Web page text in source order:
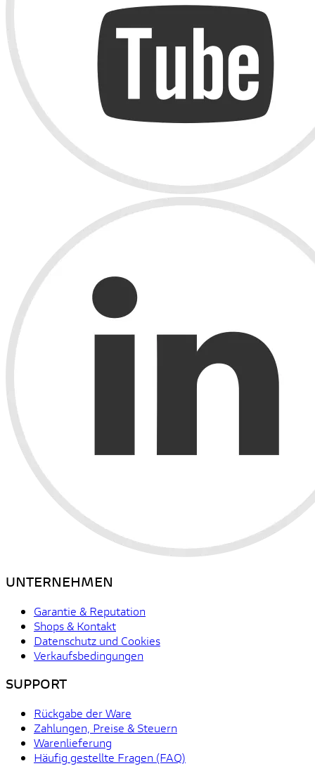
UNTERNEHMEN
Garantie & Reputation
Shops & Kontakt
Datenschutz und Cookies
Verkaufsbedingungen
SUPPORT
Rückgabe der Ware
Zahlungen, Preise & Steuern
Warenlieferung
Häufig gestellte Fragen (FAQ)